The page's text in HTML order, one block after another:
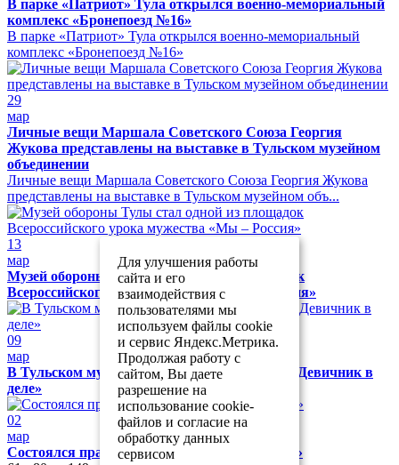
В парке «Патриот» Тула открылся военно-мемориальный
комплекс «Бронепоезд №16»
В парке «Патриот» Тула открылся военно-мемориальный
комплекс «Бронепоезд №16»
29
мар
Личные вещи Маршала Советского Союза Георгия
Жукова представлены на выставке в Тульском музейном
объединении
Личные вещи Маршала Советского Союза Георгия Жукова
представлены на выставке в Тульском музейном объ...
13
мар
Музей обороны Тулы стал одной из площадок
Всероссийского урока мужества «Мы – Россия»
09
мар
В Тульском музейном объединении прошёл «Девичник в
деле»
02
мар
Состоялся праздник «Музей собирает друзей»
Для улучшения работы
сайта и его
взаимодействия с
пользователями мы
используем файлы cookie
и сервис Яндекс.Метрика.
Продолжая работу с
сайтом, Вы даете
разрешение на
использование cookie-
файлов и согласие на
обработку данных
сервисом